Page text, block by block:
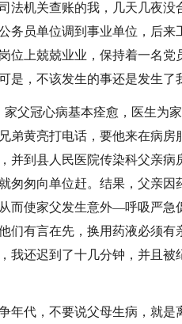
法机关查账的我，几天几夜
务员单位调到事业单位，后
位上兢兢业业，保持着一名
是，不该发生的事还是发生了
家父冠心病基本痊愈，医生为
弟黄亮打电话，要他来在病
并到县人民医院传染科父亲
匆匆向单位赶。结果，父亲
而使家父发生意外—呼吸严急
们有言在先，换用药液必须
我还迟到了十几分钟，并且
年代，不要说父母生病，就